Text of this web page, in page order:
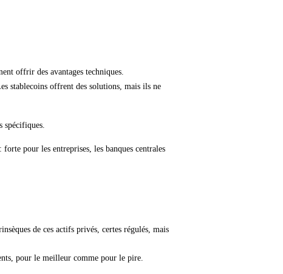
offrir des avantages techniques.
stablecoins offrent des solutions, mais ils ne
spécifiques.
pour les entreprises, les banques centrales
de ces actifs privés, certes régulés, mais
pour le meilleur comme pour le pire.